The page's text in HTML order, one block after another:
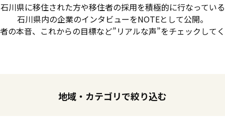
石川県に移住された方や移住者の採用を積極的に行なっている
石川県内の企業のインタビューをNOTEとして公開。
の本音、これからの目標など”リアルな声”をチェックしてく
地域・カテゴリで絞り込む